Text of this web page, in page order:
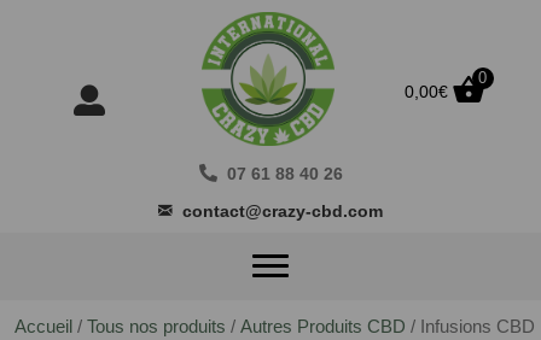
0,00€
0
07 61 88 40 26
contact@crazy-cbd.com
Accueil / Tous nos produits / Autres Produits CBD / Infusions CBD